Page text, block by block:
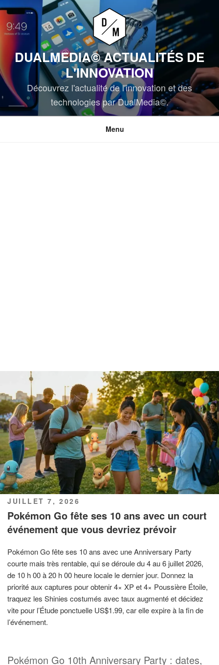
Aller
au
contenu
DUALMEDIA© ACTUALITÉS DE
L'INNOVATION
Découvrez l'actualité de l'innovation et des
technologies par DualMedia©.
Menu
PUBLIÉ
LE
JUILLET 7, 2026
Pokémon Go fête ses 10 ans avec un court
événement que vous devriez prévoir
Pokémon Go fête ses 10 ans avec une Anniversary Party
courte mais très rentable, qui se déroule du 4 au 6 juillet 2026,
de 10 h 00 à 20 h 00 heure locale le dernier jour. Donnez la
priorité aux captures pour obtenir 4× XP et 4× Poussière Étoile,
traquez les Shinies costumés avec taux augmenté et décidez
vite pour l’Étude ponctuelle US$1.99, car elle expire à la fin de
l’événement.
Pokémon Go 10th Anniversary Party : dates,